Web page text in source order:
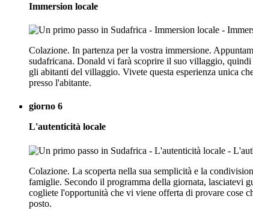
Immersion locale
Colazione. In partenza per la vostra immersione.
sudafricana. Donald vi farà scoprire il suo villaggio, quindi
gli abitanti del villaggio. Vivete questa esperienza unica
presso l'abitante.
giorno 6
L'autenticità locale
Colazione. La scoperta nella sua semplicità e la
famiglie. Secondo il programma della giornata, lasciatevi
cogliete l'opportunità che vi viene offerta di provare cose
posto.